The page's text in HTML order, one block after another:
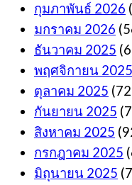
กุมภาพันธ์ 2026
มกราคม 2026
ธันวาคม 2025
พฤศจิกายน 2025
ตุลาคม 2025
กันยายน 2025
สิงหาคม 2025
กรกฎาคม 2025
มิถุนายน 2025